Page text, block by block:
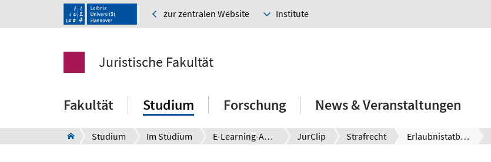
zur zentralen Website Institute
Juristische Fakultät
Fakultät Studium Forschung News & Veranstaltungen
Studium Im Studium E-Learning-Angebote JurClip Strafrecht Erlaubnistatbestandsirrtum